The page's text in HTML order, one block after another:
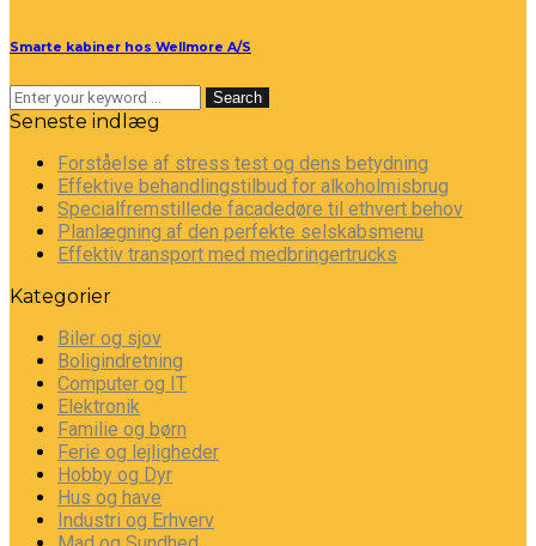
Smarte kabiner hos Wellmore A/S
Search
Seneste indlæg
Forståelse af stress test og dens betydning
Effektive behandlingstilbud for alkoholmisbrug
Specialfremstillede facadedøre til ethvert behov
Planlægning af den perfekte selskabsmenu
Effektiv transport med medbringertrucks
Kategorier
Biler og sjov
Boligindretning
Computer og IT
Elektronik
Familie og børn
Ferie og lejligheder
Hobby og Dyr
Hus og have
Industri og Erhverv